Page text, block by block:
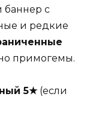
баннер с
и редкие
примогемы.
5★(если